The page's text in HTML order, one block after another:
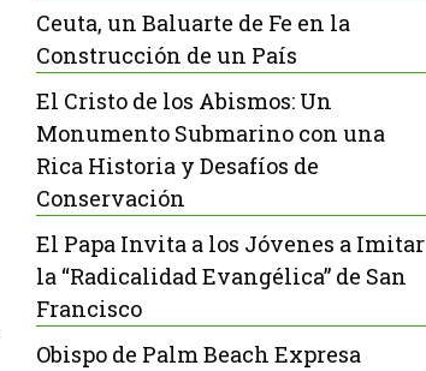
Ceuta, un Baluarte de Fe en la
Construcción de un País
El Cristo de los Abismos: Un
Monumento Submarino con una
Rica Historia y Desafíos de
Conservación
El Papa Invita a los Jóvenes a Imitar
la “Radicalidad Evangélica” de San
Francisco
Obispo de Palm Beach Expresa